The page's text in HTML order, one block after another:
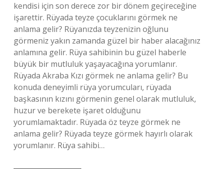
kendisi için son derece zor bir dönem geçireceğine
işarettir. Rüyada teyze çocuklarını görmek ne
anlama gelir? Rüyanızda teyzenizin oğlunu
görmeniz yakın zamanda güzel bir haber alacağınız
anlamına gelir. Rüya sahibinin bu güzel haberle
büyük bir mutluluk yaşayacağına yorumlanır.
Rüyada Akraba Kızı görmek ne anlama gelir? Bu
konuda deneyimli rüya yorumcuları, rüyada
başkasının kızını görmenin genel olarak mutluluk,
huzur ve berekete işaret olduğunu
yorumlamaktadır. Rüyada öz teyze görmek ne
anlama gelir? Rüyada teyze görmek hayırlı olarak
yorumlanır. Rüya sahibi…